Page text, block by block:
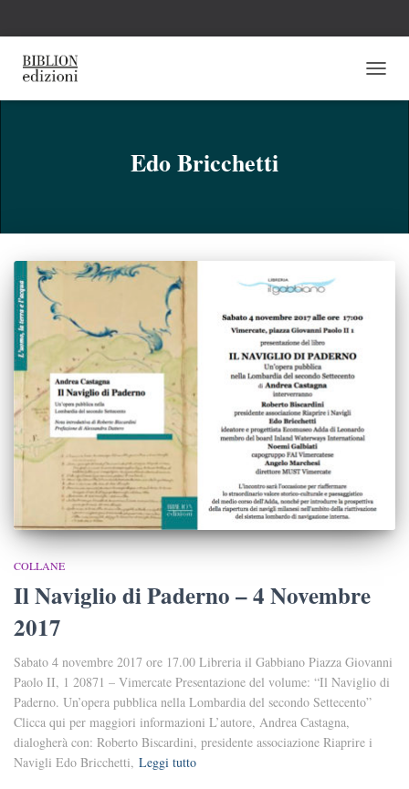
Edo Bricchetti
COLLANE
Il Naviglio di Paderno – 4 Novembre
2017
Sabato 4 novembre 2017 ore 17.00 Libreria il Gabbiano Piazza Giovanni
Paolo II, 1 20871 – Vimercate Presentazione del volume: “Il Naviglio di
Paderno. Un’opera pubblica nella Lombardia del secondo Settecento”
Clicca qui per maggiori informazioni L’autore, Andrea Castagna,
dialogherà con: Roberto Biscardini, presidente associazione Riaprire i
Navigli Edo Bricchetti, Leggi tutto